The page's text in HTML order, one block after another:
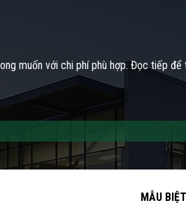
muốn với chi phí phù hợp. Đọc tiếp
MẪU